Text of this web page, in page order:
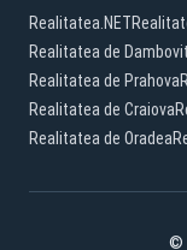
Realitatea.NET
Realitatea de
Realitatea de Prahova
Realitatea de Craiova
Realitatea de Oradea
©